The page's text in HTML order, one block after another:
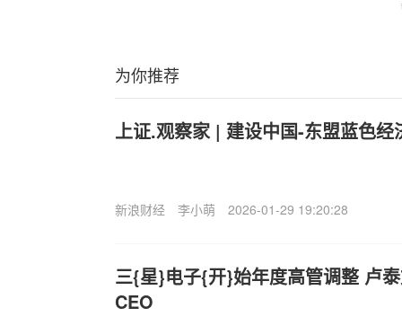
为你推荐
上证.观察家 | 建设中国-东盟蓝色经
新浪财经 李小萌 2026-01-29 19:20:28
三{星}电子{开}始年度高管调整 卢
CEO